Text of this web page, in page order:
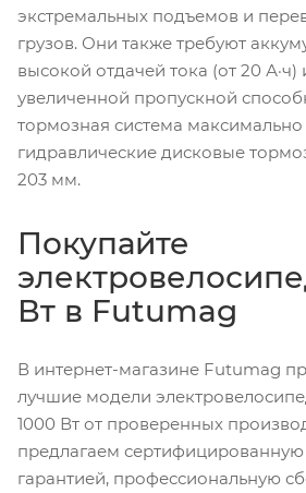
экстремальных подъемов и
грузов. Они также требуют
высокой отдачей тока (от 20
увеличенной пропускной
тормозная система максимально
гидравлические дисковые
203 мм.
Покупайте
Вт в Futumag
В интернет-магазине Futumag
лучшие модели
1000 Вт от проверенных
предлагаем сертифицированную
гарантией, профессиональную